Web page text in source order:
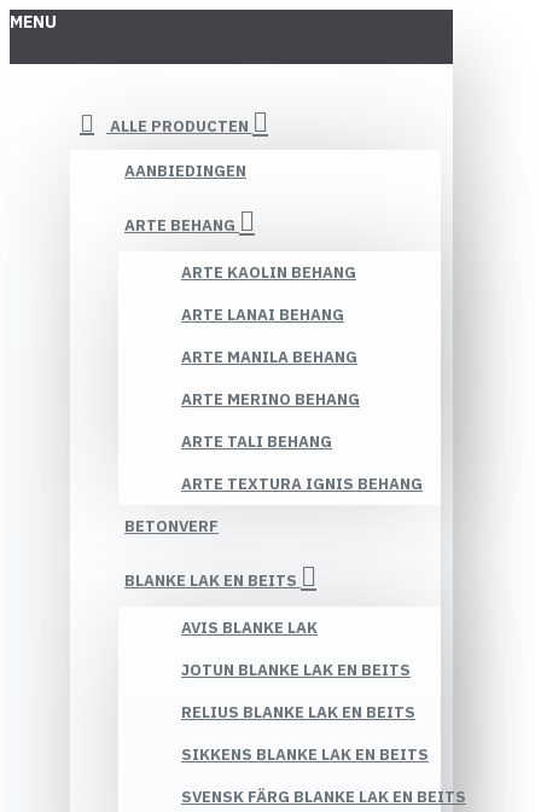
MENU
ALLE PRODUCTEN
AANBIEDINGEN
ARTE BEHANG
ARTE KAOLIN BEHANG
ARTE LANAI BEHANG
ARTE MANILA BEHANG
ARTE MERINO BEHANG
ARTE TALI BEHANG
ARTE TEXTURA IGNIS BEHANG
BETONVERF
BLANKE LAK EN BEITS
AVIS BLANKE LAK
JOTUN BLANKE LAK EN BEITS
RELIUS BLANKE LAK EN BEITS
SIKKENS BLANKE LAK EN BEITS
SVENSK FÄRG BLANKE LAK EN BEITS